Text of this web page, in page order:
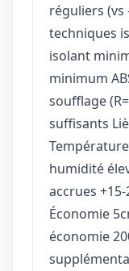
réguliers (vs
techniques
isolant
minimum
soufflage
suffisants
humidité
accrues
Économie
économie